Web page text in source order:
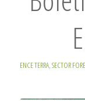
ENCE TERRA, SECTOR